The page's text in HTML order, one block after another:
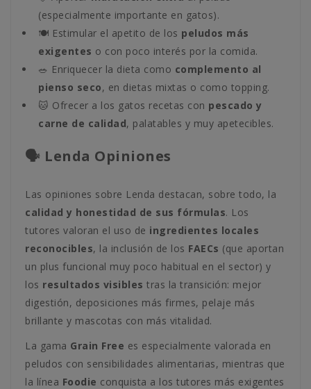
(especialmente importante en gatos).
🍽️ Estimular el apetito de los peludos más
exigentes o con poco interés por la comida.
🥗 Enriquecer la dieta como complemento al
pienso seco, en dietas mixtas o como topping.
🐱 Ofrecer a los gatos recetas con pescado y
carne de calidad, palatables y muy apetecibles.
🗣️ Lenda Opiniones
Las opiniones sobre Lenda destacan, sobre todo, la
calidad y honestidad de sus fórmulas. Los
tutores valoran el uso de ingredientes locales
reconocibles, la inclusión de los FAECs (que aportan
un plus funcional muy poco habitual en el sector) y
los resultados visibles tras la transición: mejor
digestión, deposiciones más firmes, pelaje más
brillante y mascotas con más vitalidad.
La gama Grain Free es especialmente valorada en
peludos con sensibilidades alimentarias, mientras que
la línea Foodie conquista a los tutores más exigentes